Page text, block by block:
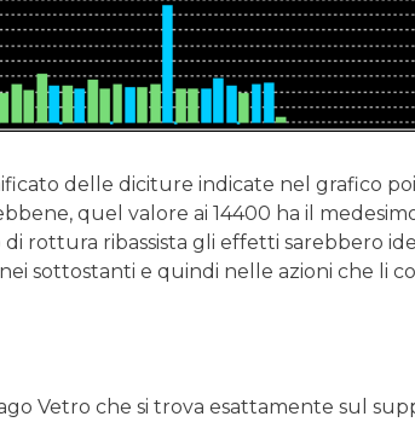
delle diciture indicate nel grafico
quel valore ai 14400 ha il
rottura ribassista gli effetti sarebbero
sottostanti e quindi nelle azioni che li
Vetro che si trova esattamente sul